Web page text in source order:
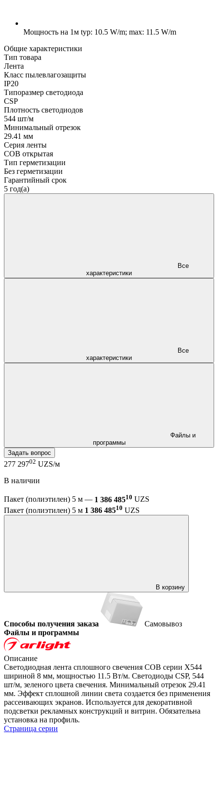
Мощность на 1м typ: 10.5 W/m; max: 11.5 W/m
Общие характеристики
Тип товара
Лента
Класс пылевлагозащиты
IP20
Типоразмер светодиода
CSP
Плотность светодиодов
544 шт/м
Минимальный отрезок
29.41 мм
Серия ленты
COB открытая
Тип герметизации
Без герметизации
Гарантийный срок
5 год(а)
характеристики
характеристики
программы
Задать вопрос
277 29702 UZS/м
В наличии
Пакет (полиэтилен) 5 м — 1 386 48510 UZS
Пакет (полиэтилен) 5 м 1 386 48510 UZS
В корзину
Способы получения заказа
Самовывоз
Файлы и программы
Описание
Светодиодная лента сплошного свечения COB серии X544
шириной 8 мм, мощностью 11.5 Вт/м. Светодиоды CSP, 544
шт/м, зеленого цвета свечения. Минимальный отрезок 29.41
мм. Эффект сплошной линии света создается без применения
рассеивающих экранов. Используется для декоративной
подсветки рекламных конструкций и витрин. Обязательна
установка на профиль.
Страница серии